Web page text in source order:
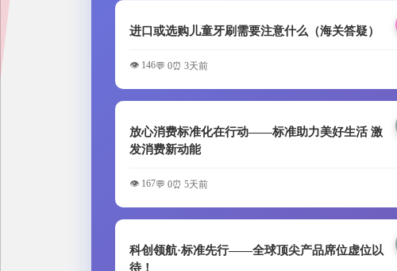
进口或选购儿童牙刷需要注意什么（海关答疑）
👁️ 146💬 0⏰ 3天前
放心消费标准化在行动——标准助力美好生活 激
发消费新动能
👁️ 167💬 0⏰ 5天前
科创领航·标准先行——全球顶尖产品席位虚位以
待！